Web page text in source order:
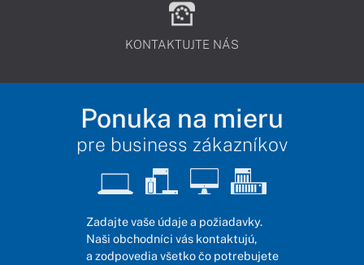
KONTAKTUJTE NÁS
Ponuka na mieru
pre business zákazníkov
Zadajte vaše údaje a požiadavky.
Naši obchodníci vás kontaktujú,
a zodpovedia všetko čo potrebujete